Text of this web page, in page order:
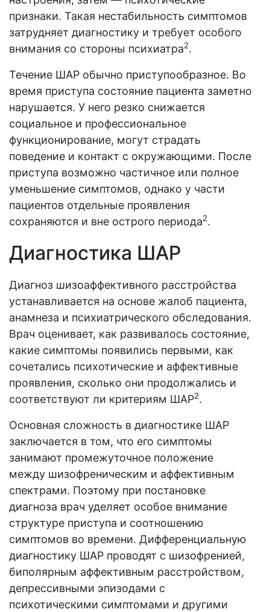
признаки. Такая нестабильность симптомов
затрудняет диагностику и требует особого
внимания со стороны психиатра2.
Течение ШАР обычно приступообразное. Во
время приступа состояние пациента заметно
нарушается. У него резко снижается
социальное и профессиональное
функционирование, могут страдать
поведение и контакт с окружающими. После
приступа возможно частичное или полное
уменьшение симптомов, однако у части
пациентов отдельные проявления
сохраняются и вне острого периода2.
Диагностика ШАР
Диагноз шизоаффективного расстройства
устанавливается на основе жалоб пациента,
анамнеза и психиатрического обследования.
Врач оценивает, как развивалось состояние,
какие симптомы появились первыми, как
сочетались психотические и аффективные
проявления, сколько они продолжались и
соответствуют ли критериям ШАР2.
Основная сложность в диагностике ШАР
заключается в том, что его симптомы
занимают промежуточное положение
между шизофреническим и аффективным
спектрами. Поэтому при постановке
диагноза врач уделяет особое внимание
структуре приступа и соотношению
симптомов во времени. Дифференциальную
диагностику ШАР проводят с шизофренией,
биполярным аффективным расстройством,
депрессивными эпизодами с
психотическими симптомами и другими